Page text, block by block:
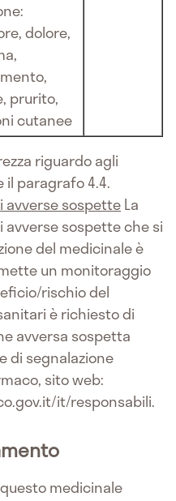
dolore,
prurito,
cutanee
riguardo agli
paragrafo 4.4.
avverse sospetteLa
avverse sospette che si
del medicinale è
un monitoraggio
rischio del
è richiesto di
avversa sospetta
di segnalazione
sito web:
it/responsabili.
medicinale